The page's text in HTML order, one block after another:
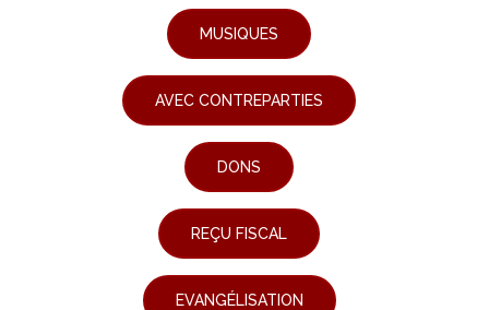
MUSIQUES
AVEC CONTREPARTIES
DONS
REÇU FISCAL
EVANGÉLISATION